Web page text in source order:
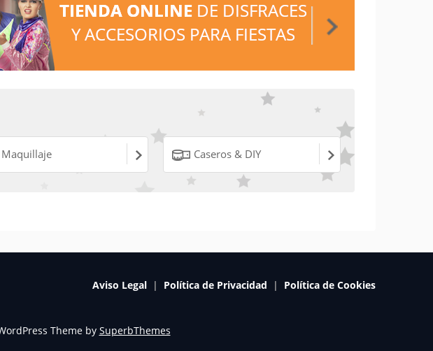
Maquillaje Caseros & DIY
Aviso Legal | Política de Privacidad | Política de Cookies
Theme by SuperbThemes